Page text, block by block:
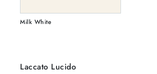
Milk White
Laccato Lucido